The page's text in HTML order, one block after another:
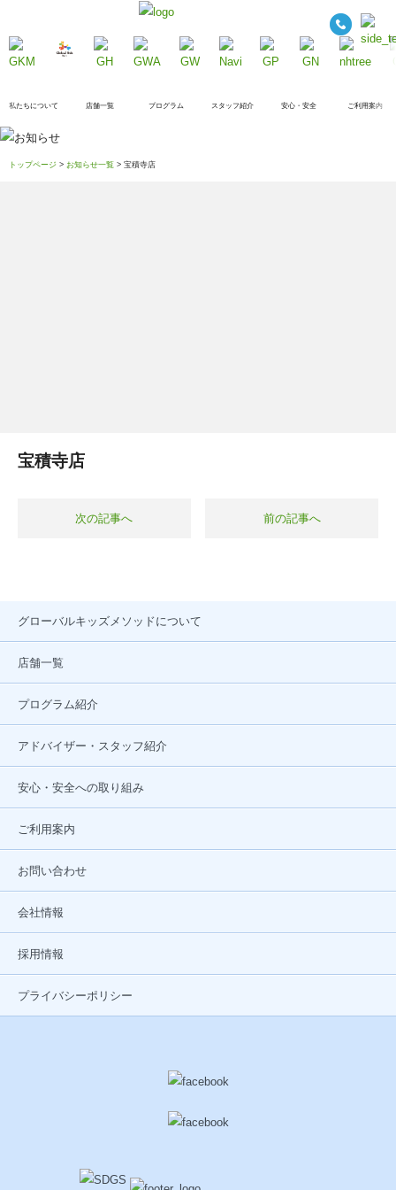
私たちについて 店舗一覧 プログラム スタッフ紹介 安心・安全 ご利用案内
トップページ > お知らせ一覧 > 宝積寺店
宝積寺店
前の記事へ
次の記事へ
グローバルキッズメソッドについて
店舗一覧
プログラム紹介
アドバイザー・スタッフ紹介
安心・安全への取り組み
ご利用案内
お問い合わせ
会社情報
採用情報
プライバシーポリシー